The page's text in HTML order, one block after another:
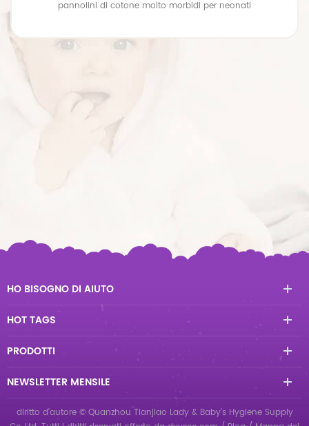
pannolini di cotone molto morbidi per neonati
HO BISOGNO DI AIUTO
HOT TAGS
PRODOTTI
NEWSLETTER MENSILE
diritto d'autore © Quanzhou Tianjiao Lady & Baby's Hygiene Supply